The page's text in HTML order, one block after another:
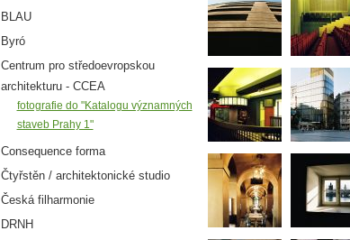
BLAU
Byró
Centrum pro středoevropskou
architekturu - CCEA
fotografie do "Katalogu významných
staveb Prahy 1"
Consequence forma
Čtyřstěn / architektonické studio
Česká filharmonie
DRNH